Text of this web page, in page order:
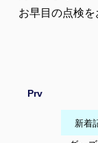
新着
お早目の点検
Prv